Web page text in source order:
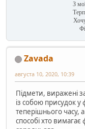
З
Zavada
августа 10, 2020, 10:39
Пiдмети, вираженi
iз собою присудок у
теперiшнього часу,
способi хто